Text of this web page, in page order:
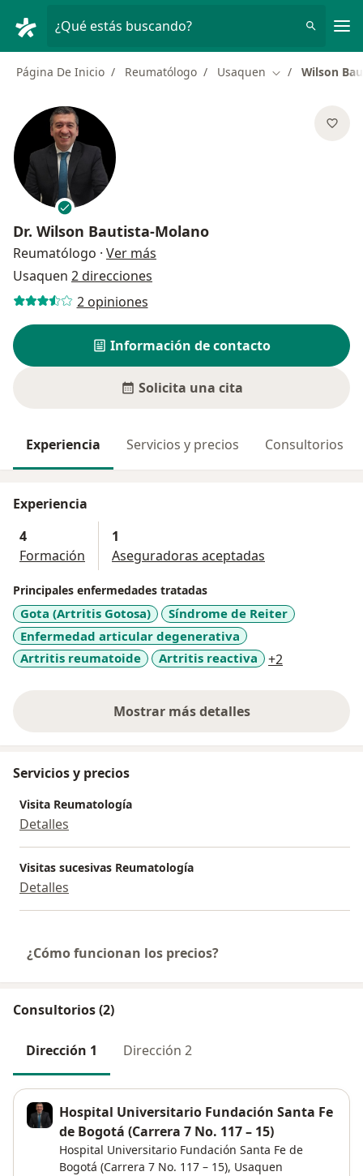
¿Qué estás buscando?
Página De Inicio Reumatólogo Usaquen Cambiar de
Wilson
Dr. Wilson Bautista-Molano
Reumatólogo · Ver más
Usaquen 2 direcciones
2 opiniones
Información de contacto
Solicita una cita
Experiencia Servicios y precios Consultorios
Experiencia
4
Formación
1
Aseguradoras aceptadas
Principales enfermedades tratadas
Gota (Artritis Gotosa)
Síndrome de Reiter
Enfermedad articular degenerativa
Artritis reumatoide
Artritis reactiva +2
Mostrar más detalles
sobre la experiencia
Servicios y precios
Visita Reumatología
Detalles
Visitas sucesivas Reumatología
Detalles
¿Cómo funcionan los precios?
Consultorios (2)
Dirección 1 Dirección 2
Hospital Universitario Fundación Santa Fe
de Bogotá (Carrera 7 No. 117 – 15)
Hospital Universitario Fundación Santa Fe de
Bogotá (Carrera 7 No. 117 – 15), Usaquen